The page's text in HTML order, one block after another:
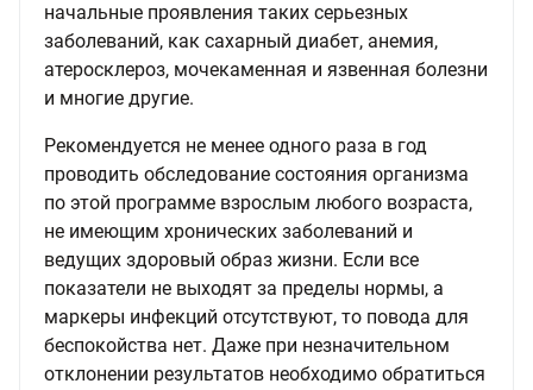
начальные проявления таких серьезных
заболеваний, как сахарный диабет, анемия,
атеросклероз, мочекаменная и язвенная болезни
и многие другие.
Рекомендуется не менее одного раза в год
проводить обследование состояния организма
по этой программе взрослым любого возраста,
не имеющим хронических заболеваний и
ведущих здоровый образ жизни. Если все
показатели не выходят за пределы нормы, а
маркеры инфекций отсутствуют, то повода для
беспокойства нет. Даже при незначительном
отклонении результатов необходимо обратиться